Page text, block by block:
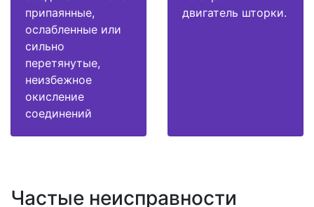
припаянные,
ослабленные или
сильно
перетянутые,
неизбежное
окисление
соединений
двигатель шторки.
Частые неисправности